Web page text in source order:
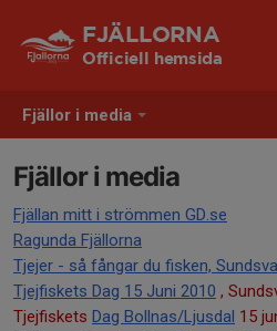
Fjällor i media
FJÄLLORNA
Officiell hemsida
Fjällor i media
Fjällan mitt i strömmen GD.se
Ragunda Fjällorna
Tjejer - så fångar du fisken,
Tjejfiskets Dag 15 Juni 2010 ,
Tjejfiskets Dag Bollnas/Ljusdal 15